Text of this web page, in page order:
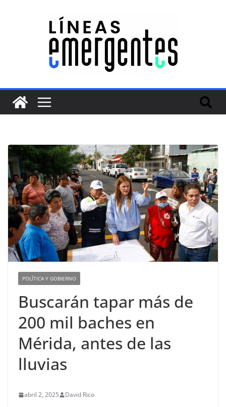
POLÍTICA Y GOBIERNO
Buscarán tapar más de
200 mil baches en
Mérida, antes de las
lluvias
abril 2, 2025 David Rico